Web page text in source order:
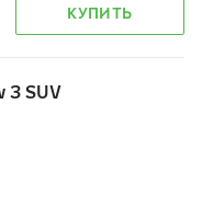
КУПИТЬ
3 SUV